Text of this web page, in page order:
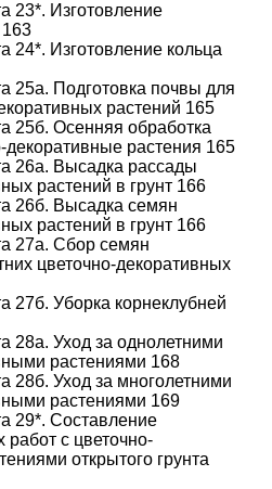
23*. Изготовление
163
24*. Изготовление кольца
25а. Подготовка почвы для
растений 165
25б. Осенняя обработка
декоративные растения 165
26а. Высадка рассады
растений в грунт 166
26б. Высадка семян
растений в грунт 166
27а. Сбор семян
цветочно-декоративных
27б. Уборка корнеклубней
28а. Уход за однолетними
растениями 168
28б. Уход за многолетними
растениями 169
29*. Составление
работ с цветочно-
открытого грунта